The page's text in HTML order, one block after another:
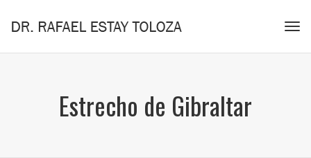
Estrecho de Gibraltar